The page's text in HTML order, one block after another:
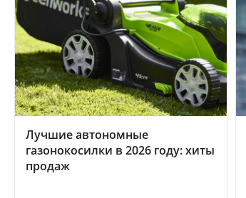
Лучшие автономные
газонокосилки в 2026 году: хиты
продаж